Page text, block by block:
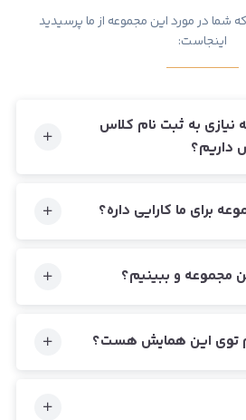
شما در مورد این مجموعه از ما پرسیدید
اینجاست:
نیازی به ثبت نام کلاس
داریم؟
برای ما کارایی داره؟
مجموعه و ببینیم؟
توی این همایش هست؟